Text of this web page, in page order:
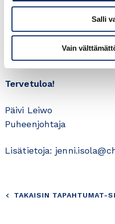
Salli
Vain
Paikka: WTC, Marskin
Helsinki
Ilmoittautumiset
Tervetuloa!
Päivi Leiwo
Puheenjohtaja
Lisätietoja:
TAKAISIN TAPAHTUMAT-